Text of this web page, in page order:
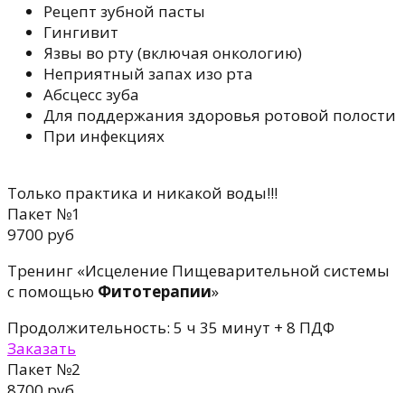
Рецепт зубной пасты
Гингивит
Язвы во рту (включая онкологию)
Неприятный запах изо рта
Абсцесс зуба
Для поддержaния здоровья ротовой полости
При инфекциях
Только практика и никакой воды!!!
Пакет №1
9700 руб
Тренинг «Исцеление Пищеварительной системы
с помощью Фитотерапии»
Продолжительность: 5 ч 35 минут + 8 ПДФ
Заказать
Пакет №2